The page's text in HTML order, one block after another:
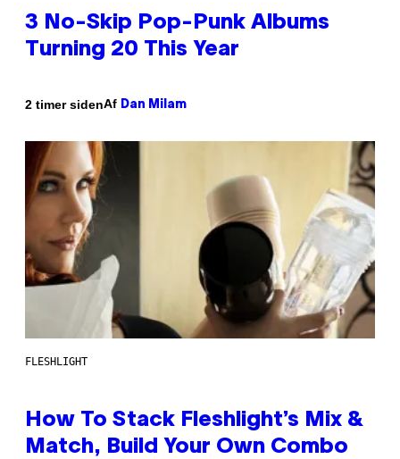
3 No-Skip Pop-Punk Albums
Turning 20 This Year
2 timer sidenAf Dan Milam
FLESHLIGHT
How To Stack Fleshlight’s Mix &
Match, Build Your Own Combo